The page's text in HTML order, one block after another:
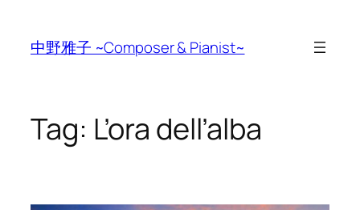
content
中野雅子 ~Composer & Pianist~
Tag: L’ora dell’alba